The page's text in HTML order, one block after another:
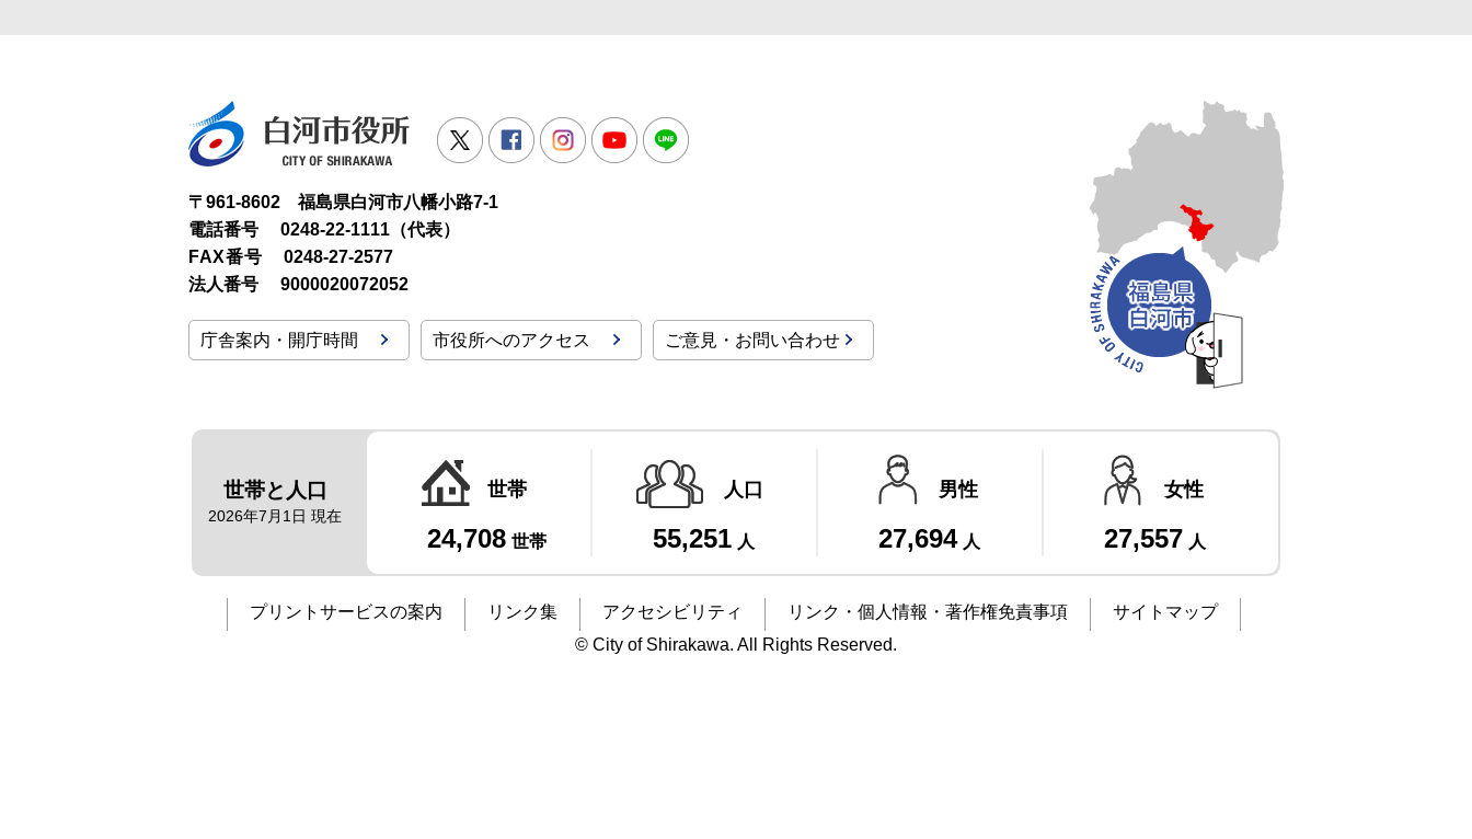
白河市役所
Twitter FacebookInstagramYoutube
〒961-8602 福島県白河市八幡小路7-1
電話番号
0248-22-1111（代表）
FAX番号
0248-27-2577
法人番号
9000020072052
庁舎案内・開庁時間 市役所へのアクセス ご意見・お問い合わせ
世帯と人口
2026年7月1日 現在
世帯
24,708 世帯
人口
55,251 人
男性
27,694 人
女性
27,557 人
プリントサービスの案内 リンク集 アクセシビリティ リンク・個人情報・著作権免責事項
サイトマップ
© City of Shirakawa. All Rights Reserved.